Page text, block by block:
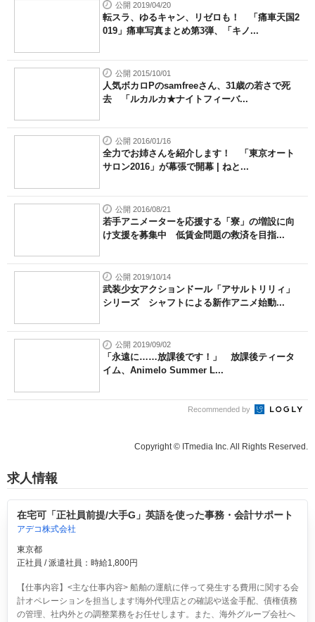
公開 2019/04/20
転スラ、ゆるキャン、リゼロも！ 「痛車天国2
019」痛車写真まとめ第3弾、「キノ...
公開 2015/10/01
人気ボカロPのsamfreeさん、31歳の若さで死
去 「ルカルカ★ナイトフィーバ...
公開 2016/01/16
全力でお姉さんを紹介します！ 「東京オート
サロン2016」が幕張で開幕 | ねと...
公開 2016/08/21
若手アニメーターを応援する「寮」の増設に向
け支援を募集中 低賃金問題の救済を目指...
公開 2019/10/14
武装少女アクションドール「アサルトリリィ」
シリーズ シャフトによる新作アニメ始動...
公開 2019/09/02
「永遠に……放課後です！」 放課後ティータ
イム、Animelo Summer L...
Recommended by
Copyright © ITmedia Inc. All Rights Reserved.
求人情報
在宅可「正社員前提/大手G」英語を使った事務・会計サポート
アデコ株式会社
東京都
正社員 / 派遣社員：時給1,800円
【仕事内容】<主な仕事内容> 船舶の運航に伴って発生する費用に関する会
計オペレーションを担当します!海外代理店との確認や送金手配、債権債務
の管理、社内外との調整業務をお任せします。また、海外グループ会社へ